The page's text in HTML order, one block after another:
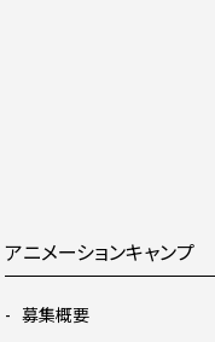
アニメーションキャンプ
募集概要